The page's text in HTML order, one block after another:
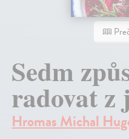
Sedm
radovat z
Hromas Michal